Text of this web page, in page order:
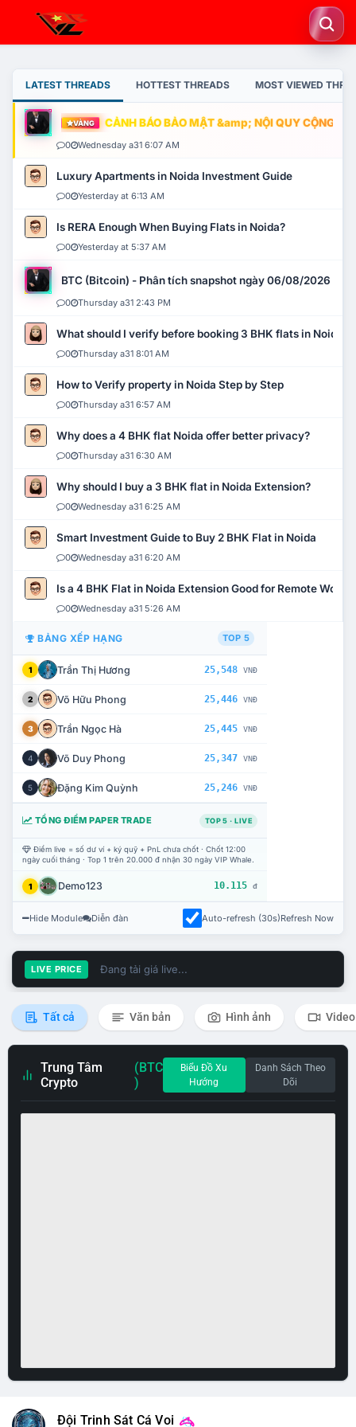
LATEST THREADS HOTTEST THREADS MOST VIEWED
VÀNG CẢNH BÁO BẢO MẬT &amp; NỘI QUY CỘNG
0 Wednesday a31 6:07 AM
Luxury Apartments in Noida Investment Guide
0 Yesterday at 6:13 AM
Is RERA Enough When Buying Flats in Noida?
0 Yesterday at 5:37 AM
BTC (Bitcoin) - Phân tích snapshot ngày 06/08/2026
0 Thursday a31 2:43 PM
What should I verify before booking 3 BHK flats in Noida?
0 Thursday a31 8:01 AM
How to Verify property in Noida Step by Step
0 Thursday a31 6:57 AM
Why does a 4 BHK flat Noida offer better privacy?
0 Thursday a31 6:30 AM
Why should I buy a 3 BHK flat in Noida Extension?
0 Wednesday a31 6:25 AM
Smart Investment Guide to Buy 2 BHK Flat in Noida
0 Wednesday a31 6:20 AM
Is a 4 BHK Flat in Noida Extension Good for Remote Work?
0 Wednesday a31 5:26 AM
BẢNG XẾP HẠNG TOP 5
1 Trần Thị Hương 25,548 VNĐ
2 Võ Hữu Phong 25,446 VNĐ
3 Trần Ngọc Hà 25,445 VNĐ
4 Võ Duy Phong 25,347 VNĐ
5 Đặng Kim Quỳnh 25,246 VNĐ
TỔNG ĐIỂM PAPER TRADE TOP 5 · LIVE
Điểm live = số dư ví + ký quỹ + PnL chưa chốt · Chốt 12:00
ngày cuối tháng · Top 1 trên 20.000 đ nhận 30 ngày VIP Whale.
1 Demo123 10.115 đ
Hide Module Diễn đàn Auto-refresh (30s)Refresh Now
LIVE PRICE Đang tải giá live...
Tất cả Văn bản Hình ảnh Video
Trung Tâm
Crypto
(BTC
)
Biểu Đồ Xu
Hướng
Danh Sách Theo
Dõi
Đội Trinh Sát Cá Voi